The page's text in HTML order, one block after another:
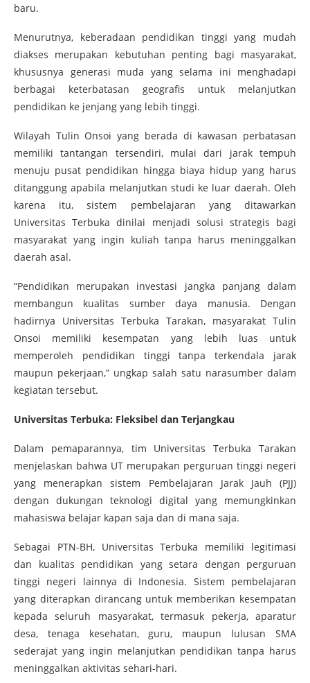
baru.
Menurutnya, keberadaan pendidikan tinggi yang mudah
diakses merupakan kebutuhan penting bagi masyarakat,
khususnya generasi muda yang selama ini menghadapi
berbagai keterbatasan geografis untuk melanjutkan
pendidikan ke jenjang yang lebih tinggi.
Wilayah Tulin Onsoi yang berada di kawasan perbatasan
memiliki tantangan tersendiri, mulai dari jarak tempuh
menuju pusat pendidikan hingga biaya hidup yang harus
ditanggung apabila melanjutkan studi ke luar daerah. Oleh
karena itu, sistem pembelajaran yang ditawarkan
Universitas Terbuka dinilai menjadi solusi strategis bagi
masyarakat yang ingin kuliah tanpa harus meninggalkan
daerah asal.
“Pendidikan merupakan investasi jangka panjang dalam
membangun kualitas sumber daya manusia. Dengan
hadirnya Universitas Terbuka Tarakan, masyarakat Tulin
Onsoi memiliki kesempatan yang lebih luas untuk
memperoleh pendidikan tinggi tanpa terkendala jarak
maupun pekerjaan,” ungkap salah satu narasumber dalam
kegiatan tersebut.
Universitas Terbuka: Fleksibel dan Terjangkau
Dalam pemaparannya, tim Universitas Terbuka Tarakan
menjelaskan bahwa UT merupakan perguruan tinggi negeri
yang menerapkan sistem Pembelajaran Jarak Jauh (PJJ)
dengan dukungan teknologi digital yang memungkinkan
mahasiswa belajar kapan saja dan di mana saja.
Sebagai PTN-BH, Universitas Terbuka memiliki legitimasi
dan kualitas pendidikan yang setara dengan perguruan
tinggi negeri lainnya di Indonesia. Sistem pembelajaran
yang diterapkan dirancang untuk memberikan kesempatan
kepada seluruh masyarakat, termasuk pekerja, aparatur
desa, tenaga kesehatan, guru, maupun lulusan SMA
sederajat yang ingin melanjutkan pendidikan tanpa harus
meninggalkan aktivitas sehari-hari.